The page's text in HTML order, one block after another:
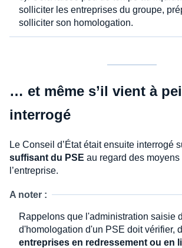
solliciter les entreprises du groupe,
solliciter son homologation.
… et même s’il vient à
interrogé
Le Conseil d’État était ensuite interrogé
suffisant du PSE au regard des
l’entreprise.
A noter :
Rappelons que l'administration saisie
d'homologation d'un PSE doit vérifier,
entreprises en redressement ou en